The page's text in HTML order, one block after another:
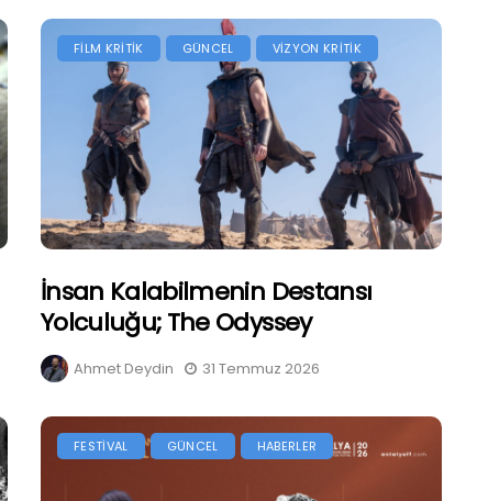
FİLM KRİTİK GÜNCEL VİZYON KRİTİK
İnsan Kalabilmenin Destansı
Yolculuğu; The Odyssey
Ahmet Deydin 31 Temmuz 2026
FESTİVAL GÜNCEL HABERLER